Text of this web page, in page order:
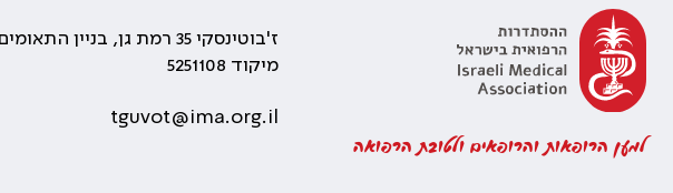
למען הרופאות והרופאים ולטובת הרפואה
ז'בוטינסקי 35 רמת גן, בניין התאומים 2
מיקוד 5251108
tguvot@ima.org.il